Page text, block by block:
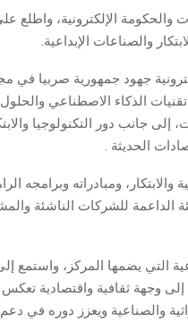
الإلكترونية، واطلع
والصناعات الإبداعية.
جهود جمهورية صربيا في
الذكاء الاصطناعي والحلول
إلى جانب دور التكنولوجيا
الحديثة .
ومبادراته وبرامجه
الداعمة للشركات الناشئة
التي يضمها المركز، واستمع
وجهة ثقافية واقتصادية
والصناعية ويعزز دوره في دعم